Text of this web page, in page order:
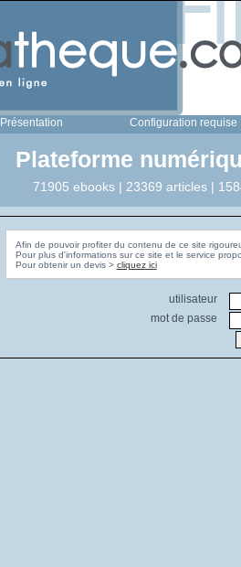
Présentation Configuration requise
Plateforme
71905 ebooks | 23369 articles |
Afin de pouvoir profiter du contenu de ce site
Pour plus d'informations sur ce site et le service
Pour obtenir un devis > cliquez ici
utilisateur
mot de passe